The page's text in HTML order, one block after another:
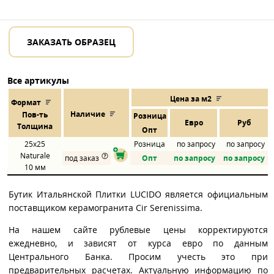
ЗАКАЗАТЬ ОБРАЗЕЦ
Все артикулы
Формат
Пов-ть
Толщина
Наличие
Цена за м2
Розница
Евро Руб
Опт
25x25
Naturale
10 мм
Розница по запросу
по запросу
под заказ
Опт по запросу по запросу
Бутик Итальянской Плитки LUCIDO является официальным
поставщиком керамогранита Cir Serenissima.
На нашем сайте рублевые цены корректируются
ежедневно, и зависят от курса евро по данным
Центрального Банка. Просим учесть это при
предварительных расчетах. Актуальную информацию по